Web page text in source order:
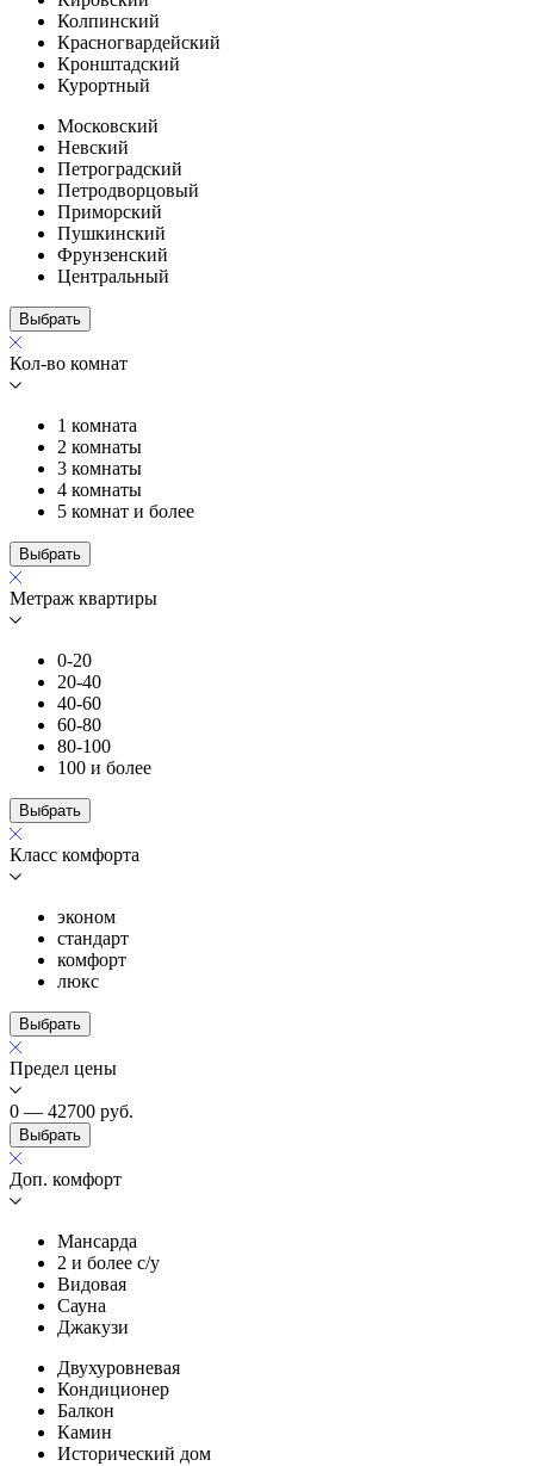
Колпинский
Красногвардейский
Кронштадский
Курортный
Московский
Невский
Петроградский
Петродворцовый
Приморский
Пушкинский
Фрунзенский
Центральный
Выбрать
Кол-во комнат
1 комната
2 комнаты
3 комнаты
4 комнаты
5 комнат и более
Выбрать
Метраж квартиры
0-20
20-40
40-60
60-80
80-100
100 и более
Выбрать
Класс комфорта
эконом
стандарт
комфорт
люкс
Выбрать
Предел цены
0 — 42700 руб.
Выбрать
Доп. комфорт
Мансарда
2 и более с/у
Видовая
Сауна
Джакузи
Двухуровневая
Кондиционер
Балкон
Камин
Исторический дом